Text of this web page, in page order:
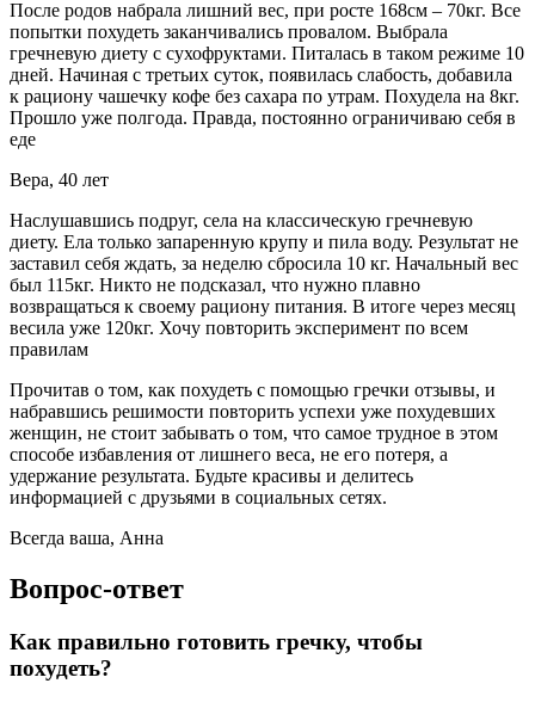
После родов набрала лишний вес, при росте 168см – 70кг. Все
попытки похудеть заканчивались провалом. Выбрала
гречневую диету с сухофруктами. Питалась в таком режиме 10
дней. Начиная с третьих суток, появилась слабость, добавила
к рациону чашечку кофе без сахара по утрам. Похудела на 8кг.
Прошло уже полгода. Правда, постоянно ограничиваю себя в
еде
Вера, 40 лет
Наслушавшись подруг, села на классическую гречневую
диету. Ела только запаренную крупу и пила воду. Результат не
заставил себя ждать, за неделю сбросила 10 кг. Начальный вес
был 115кг. Никто не подсказал, что нужно плавно
возвращаться к своему рациону питания. В итоге через месяц
весила уже 120кг. Хочу повторить эксперимент по всем
правилам
Прочитав о том, как похудеть с помощью гречки отзывы, и
набравшись решимости повторить успехи уже похудевших
женщин, не стоит забывать о том, что самое трудное в этом
способе избавления от лишнего веса, не его потеря, а
удержание результата. Будьте красивы и делитесь
информацией с друзьями в социальных сетях.
Всегда ваша, Анна
Вопрос-ответ
Как правильно готовить гречку, чтобы
похудеть?